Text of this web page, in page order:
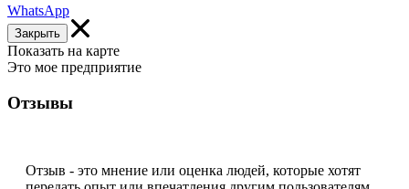
WhatsApp
Закрыть
Показать на карте
Это мое предприятие
Отзывы
Отзыв - это мнение или оценка людей, которые хотят